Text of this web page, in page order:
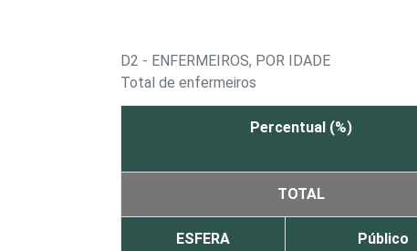
D2 - ENFERMEIROS, POR IDADE
Total de enfermeiros
Percentual (%)
TOTAL
ESFERA
Público